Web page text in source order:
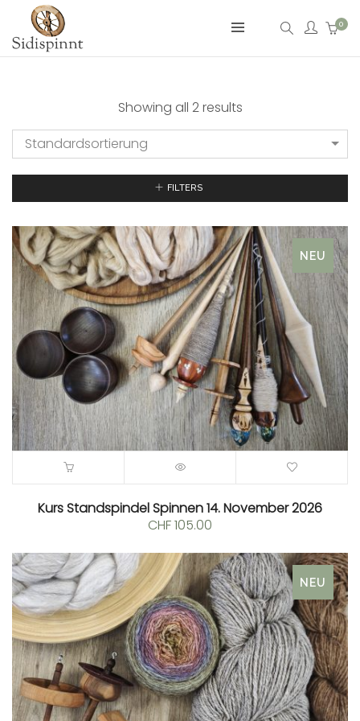
0
Showing all 2 results
Standardsortierung
FILTERS
NEU
Kurs Standspindel Spinnen 14. November 2026
CHF105.00
NEU